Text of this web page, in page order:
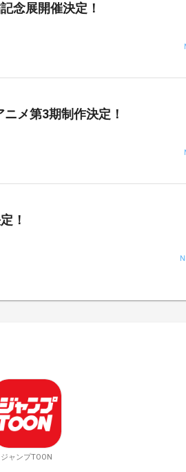
念展開催決定！
メ第3期制作決定！
！
ジャンプTOON